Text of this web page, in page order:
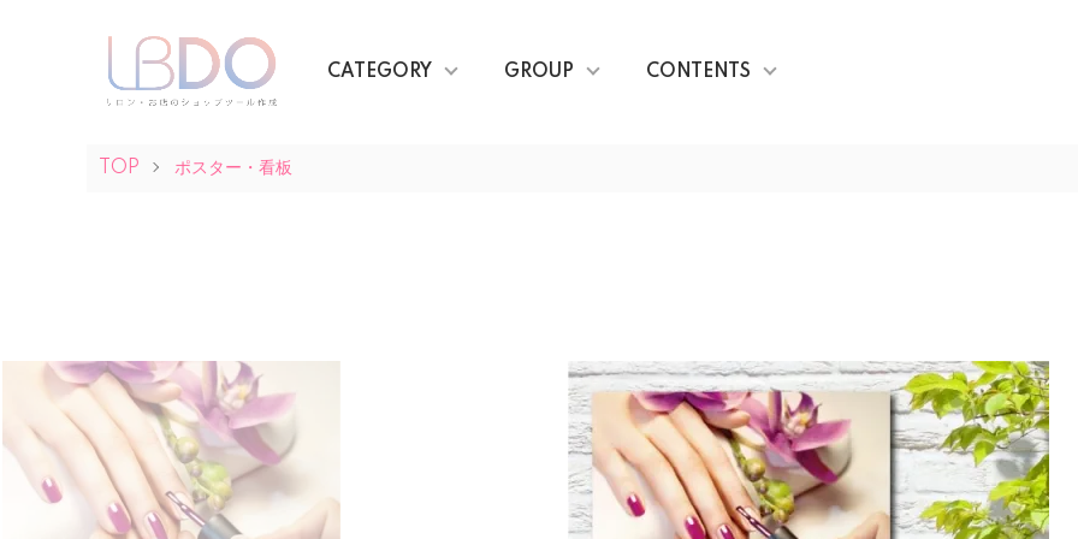
CATEGORY GROUP CONTENTS
TOP ポスター・看板